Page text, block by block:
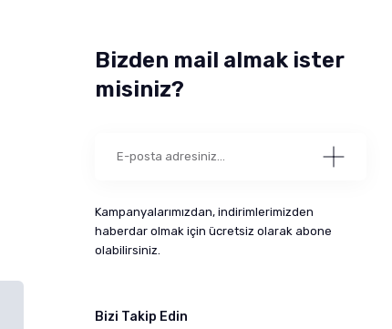
Bizden mail almak ister
misiniz?
Kampanyalarımızdan, indirimlerimizden
haberdar olmak için ücretsiz olarak abone
olabilirsiniz.
Bizi Takip Edin